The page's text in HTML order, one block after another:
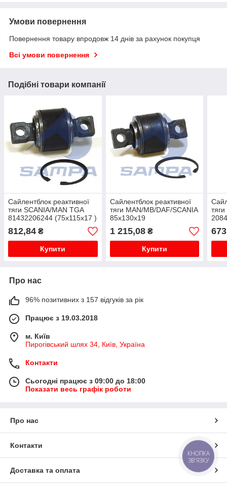
Умови повернення
Повернення товару впродовж 14 днів за рахунок покупця
Всі умови повернення
Подібні товари компанії
Сайлентблок реактивної
тяги SCANIA/MAN TGA
81432206244 (75х115х17 )
812,84 ₴
Купити
Сайлентблок реактивної
тяги MAN/MB/DAF/SCANIA
85x130x19
1 215,08₴
Купити
Про нас
96% позитивних з 157 відгуків за рік
Працює з 19.03.2018
м. Київ
Пирогівський шлях 34, Київ, Україна
Контакти
Сьогодні працює з 09:00 до 18:00
Показати весь графік роботи
Про нас
Контакти
Доставка та оплата
КНОПКА
ЗВ'ЯЗКУ